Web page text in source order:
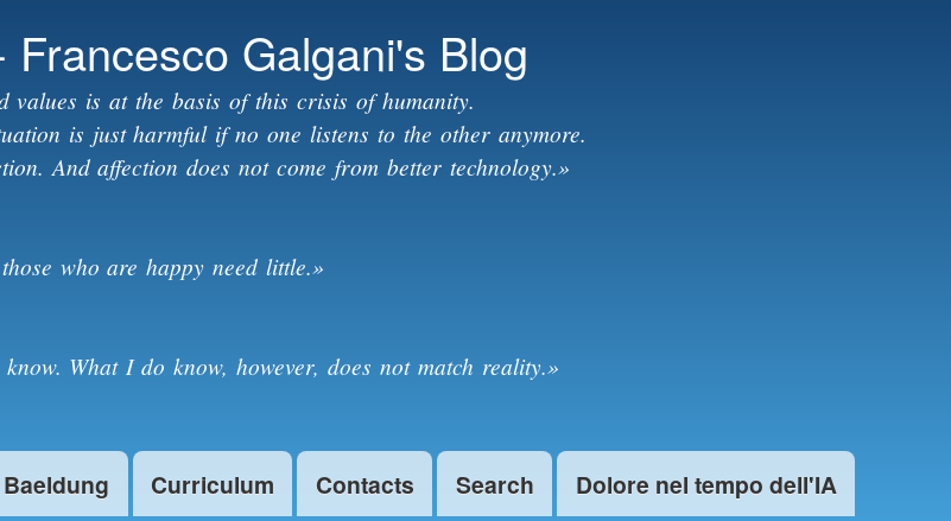
main
content
Galgani's Blog
values is at the basis of this crisis of humanity.
is just harmful if no one listens to the other anymore.
And affection does not come from better technology.»
who are happy need little.»
What I do know, however, does not match reality.»
Baeldung Curriculum Contacts Search
Dolore nel tempo dell'IA